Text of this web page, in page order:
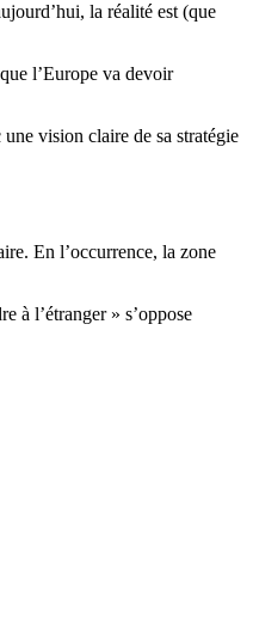
la réalité est (que
l’Europe va devoir
vision claire de sa stratégie
En l’occurrence, la zone
à l’étranger » s’oppose